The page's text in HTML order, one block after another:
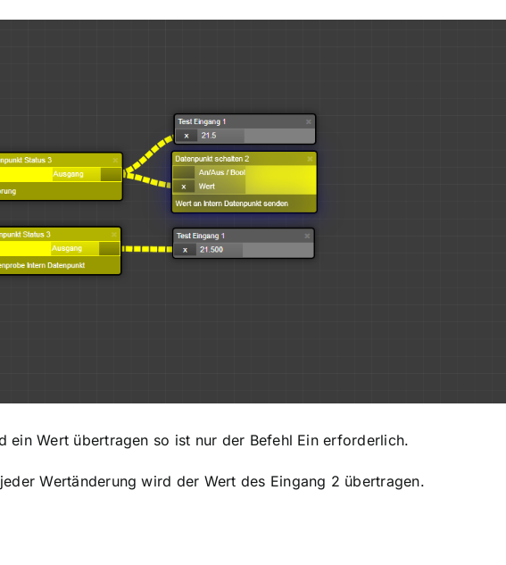
ein Wert übertragen so ist nur der Befehl Ein erforderlich.
Wertänderung wird der Wert des Eingang 2 übertragen.